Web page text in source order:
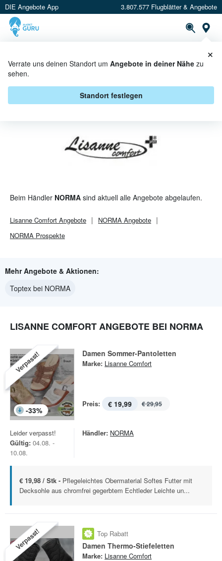
DIE Angebote App 3.807.577 Flugblätter & Angebote
Verrate uns deinen Standort um Angebote in deiner Nähe zu
sehen.
Standort festlegen
×
LISANNE COMFORT BEI NORMA -
ANGEBOTE & AKTIONEN
Beim Händler NORMA sind aktuell alle Angebote abgelaufen.
Lisanne Comfort Angebote NORMA Angebote
NORMA Prospekte
Mehr Angebote & Aktionen:
Toptex bei NORMA
LISANNE COMFORT ANGEBOTE BEI NORMA
Verpasst!
-33%
Damen Sommer-Pantoletten
Marke: Lisanne Comfort
Preis: € 19,99 € 29,95
Leider verpasst!
Gültig: 04.08. -
10.08.
Händler: NORMA
€ 19,98 / Stk - Pflegeleichtes Obermaterial Softes Futter mit
Decksohle aus chromfrei gegerbtem Echtleder Leichte un...
Verpasst! Top Rabatt
Damen Thermo-Stiefeletten
Marke: Lisanne Comfort